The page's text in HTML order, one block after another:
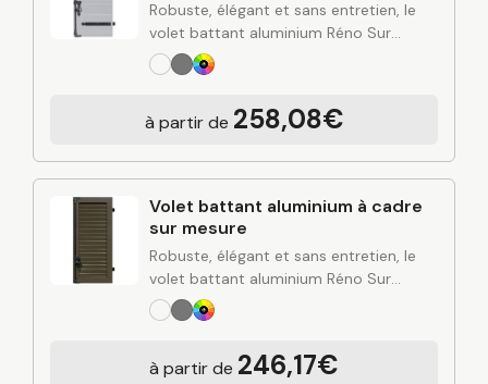
Robuste, élégant et sans entretien, le
volet battant aluminium Réno Sur
Mesure apporte une solution durable
pour protéger et valoriser votre
rigidité de l’aluminium et finitions…
à partir de 258,08€
Volet battant aluminium à cadre
sur mesure
Robuste, élégant et sans entretien, le
volet battant aluminium Réno Sur
Mesure apporte une solution durable
pour protéger et valoriser votre
rigidité de l’aluminium et finitions…
à partir de 246,17€